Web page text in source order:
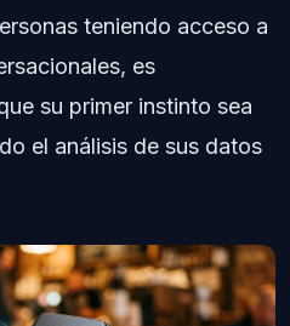
teniendo acceso a
es
su primer instinto sea
el análisis de sus datos